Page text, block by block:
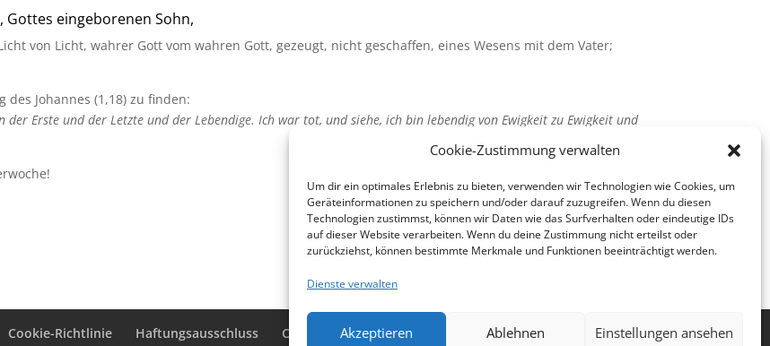
Cookie-Zustimmung verwalten
Um dir ein optimales Erlebnis zu bieten, verwenden wir Technologien wie Cookies, um
Geräteinformationen zu speichern und/oder darauf zuzugreifen. Wenn du diesen
Technologien zustimmst, können wir Daten wie das Surfverhalten oder eindeutige IDs
auf dieser Website verarbeiten. Wenn du deine Zustimmung nicht erteilst oder
zurückziehst, können bestimmte Merkmale und Funktionen beeinträchtigt werden.
Dienste verwalten
Akzeptieren Ablehnen Einstellungen ansehen
Gottes eingeborenen Sohn,
von Licht, wahrer Gott vom wahren Gott, gezeugt, nicht geschaffen, eines Wesens mit dem Vater;
Johannes (1,18) zu finden:
der Erste und der Letzte und der Lebendige. Ich war tot, und siehe, ich bin lebendig von Ewigkeit zu Ewigkeit und
Cookie-Richtlinie Haftungsausschluss Cookie-Richtlinie (EU)